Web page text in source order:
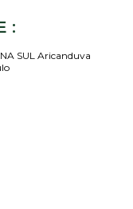
:
SUL Aricanduva